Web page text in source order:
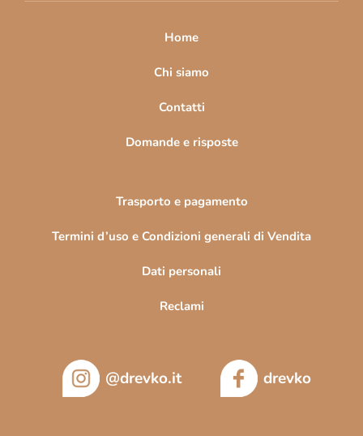
Home
Chi siamo
Contatti
Domande e risposte
Trasporto e pagamento
Termini d’uso e Condizioni generali di Vendita
Dati personali
Reclami
@drevko.it drevko